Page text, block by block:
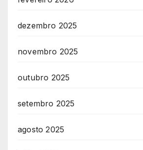
dezembro 2025
novembro 2025
outubro 2025
setembro 2025
agosto 2025